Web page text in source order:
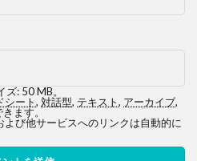
: 50 MB。
シート, 対話型, テキスト, アーカイブ,
ます。
び他サービスへのリンクは自動的に